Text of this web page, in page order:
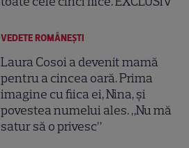
VEDETE ROMÂNEŞTI
Laura Cosoi a devenit mamă
pentru a cincea oară. Prima
imagine cu fiica ei, Nina, și
povestea numelui ales. „Nu mă
satur să o privesc”